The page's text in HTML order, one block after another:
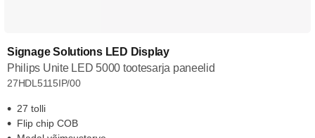
Signage Solutions LED Display
Philips Unite LED 5000 tootesarja paneelid
27HDL5115IP/00
27 tolli
Flip chip COB